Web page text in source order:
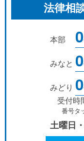
法律相
本部
みなと
みどり
受付時
番号タ
土曜日